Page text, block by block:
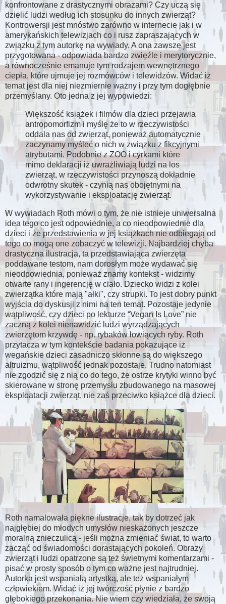
konfrontowane z drastycznymi obrazami? Czy uczą się
dzielić ludzi według ich stosunku do innych zwierząt?
Kontrowersji jest mnóstwo zarówno w internecie jak i w
amerykańskich telewizjach co i rusz zapraszających w
związku z tym autorkę na wywiady. A ona zawsze jest
przygotowana - odpowiada bardzo zwięźle i merytorycznie,
a równocześnie emanuje tym rodzajem wewnętrznego
ciepła, które ujmuje jej rozmówców i telewidzów. Widać iż
temat jest dla niej niezmiernie ważny i przy tym dogłębnie
przemyślany. Oto jedna z jej wypowiedzi:
Większość książek i filmów dla dzieci przejawia
antropomorfizm i myślę że to w rzeczywistości
oddala nas od zwierząt, ponieważ automatycznie
zaczynamy myśleć o nich w związku z fikcyjnymi
atrybutami. Podobnie z ZOO i cyrkami które
mimo deklaracji iż uwrażliwiają ludzi na los
zwierząt, w rzeczywistości przynoszą dokładnie
odwrotny skutek - czynią nas obojętnymi na
wykorzystywanie i eksploatację zwierząt.
W wywiadach Roth mówi o tym, że nie istnieje uniwersalna
idea tego co jest odpowiednie, a co nieodpowiednie dla
dzieci i że przedstawienia w jej książkach nie odbiegają od
tego co mogą one zobaczyć w telewizji. Najbardziej chyba
drastyczna ilustracja, ta przedstawiająca zwierzęta
poddawane testom, nam dorosłym może wydawać się
nieodpowiednia, ponieważ znamy kontekst - widzimy
otwarte rany i ingerencję w ciało. Dziecko widzi z kolei
zwierzątka które mają "ałki", czy strupki. To jest dobry punkt
wyjścia do dyskusji z nimi na ten temat. Pozostaje jedynie
wątpliwość, czy dzieci po lekturze “Vegan Is Love” nie
zaczną z kolei nienawidzić ludzi wyrządzających
zwierzętom krzywdę - np. rybaków łowiących ryby. Roth
przytacza w tym kontekście badania pokazujące iż
wegańskie dzieci zasadniczo skłonne są do większego
altruizmu, wątpliwość jednak pozostaje. Trudno natomiast
nie zgodzić się z nią co do tego, że ostrze krytyki winno być
skierowane w stronę przemysłu zbudowanego na masowej
eksploatacji zwierząt, nie zaś przeciwko książce dla dzieci.
Roth namalowała piękne ilustracje, tak by dotrzeć jak
najgłębiej do młodych umysłów nieskażonych jeszcze
moralną znieczulicą - jeśli można zmieniać świat, to warto
zacząć od świadomości dorastających pokoleń. Obrazy
zwierząt i ludzi opatrzone są też świetnymi komentarzami -
pisać w prosty sposób o tym co ważne jest najtrudniej.
Autorka jest wspaniałą artystką, ale też wspaniałym
człowiekiem. Widać iż jej twórczość płynie z bardzo
głębokiego przekonania. Nie wiem czy wiedziała, że swoją